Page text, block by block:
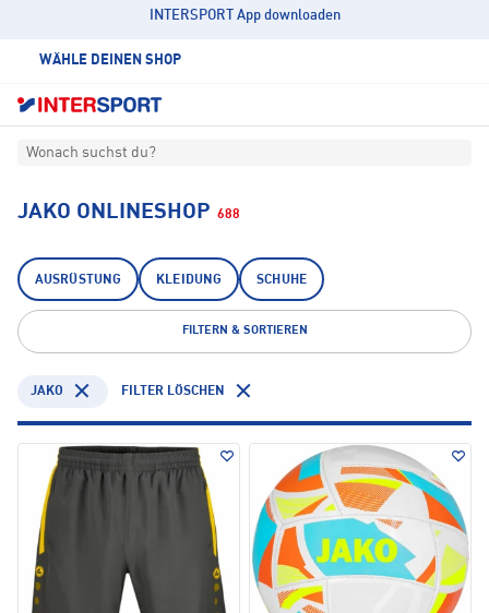
INTERSPORT App downloaden
WÄHLE DEINEN SHOP
Wonach suchst du?
JAKO ONLINESHOP 688
AUSRÜSTUNG KLEIDUNG SCHUHE
FILTERN & SORTIEREN
JAKO FILTER LÖSCHEN